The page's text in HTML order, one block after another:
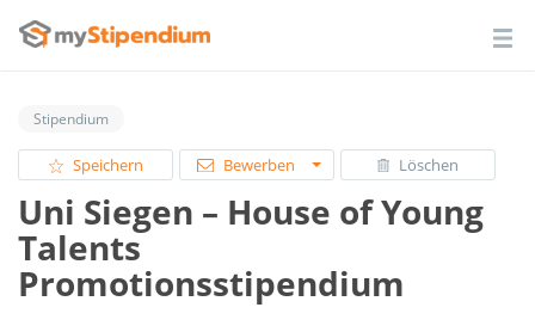
Stipendium
Speichern Bewerben Löschen
Uni Siegen – House of Young
Talents
Promotionsstipendium